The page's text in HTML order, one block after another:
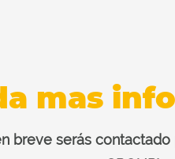
mas
breve serás